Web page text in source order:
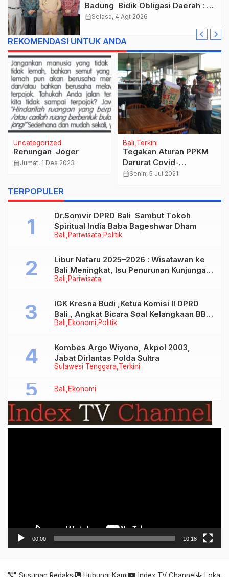
Badung Bidik Obligasi Daerah :
Gaspol Bangun Infrastruktur
calendar_monthSelasa, 4 Agt 2026
REKOMENDASI UNTUK ANDA
Uncategorized
Renungan Joger
calendar_monthJumat, 1 Des 2023
Bali Terkini
Tegakan Aturan PPKM
Darurat Covid-
19.Kapolsek Gianyar
calendar_monthSenin, 5 Jul 2021
TERPOPULER
Bali Pariwisata Politik
Dr.Somvir DPRD Bali Sambut Tokoh
Spiritual India Baba Bageshwar Dham
Bali Pariwisata
Libur Nataru 2025–2026 : Wisatawan ke
Bali Meningkat, Isu Penurunan Kunjungan
Tidak Benar
Bali Ekonomi Politik
IGK Kresna Budi ,Ketua Komisi II DPRD
Bali , Angkat Bicara Soal Kelangkaan BBM
Bersubsidi Jenis Solar
Sulawesi Tenggara Terkini
Kombes Argo Wiyono, Akpol 2003,
Jabat Dirlantas Polda Sultra
Bali Ekonomi
00:00 10:18